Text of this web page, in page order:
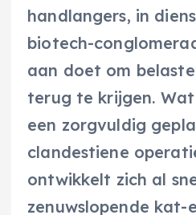
handlangers, in
biotech-
aan doet om
terug te krijgen.
een zorgvuldig
clandestiene
ontwikkelt zich al
zenuwslopende kat-